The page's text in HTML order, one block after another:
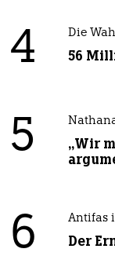
4 Die
56
5
„Wir
6 Antifas
Der